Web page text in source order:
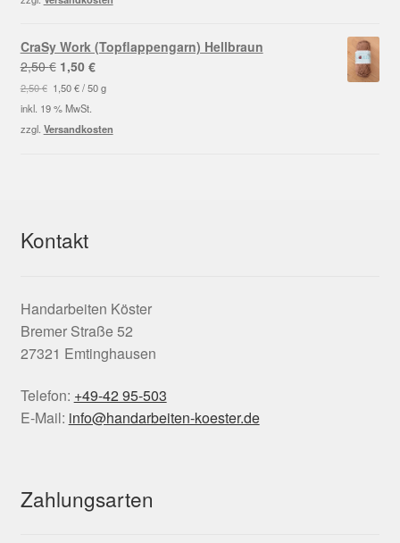
CraSy Work (Topflappengarn) Hellbraun
2,50€ Ursprünglicher
Preis
war:
2,50 €
1,50 €Aktueller
Preis
1,50 €.
2,50€ 1,50€/50 g
inkl. 19 % MwSt.
zzgl. Versandkosten
Kontakt
Handarbeiten Köster
Bremer Straße 52
27321 Emtinghausen
Telefon: +49-42 95-503
E-Mail: info@handarbeiten-koester.de
Zahlungsarten